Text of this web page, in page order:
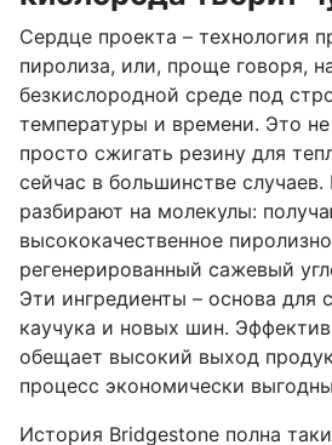
Сердце проекта – технология
пиролиза, или, проще говоря,
безкислородной среде под
температуры и времени. Это
просто сжигать резину для
сейчас в большинстве
разбирают на молекулы:
высококачественное
регенерированный сажевый
Эти ингредиенты – основа для
каучука и новых шин.
обещает высокий выход
процесс экономически
История Bridgestone полна